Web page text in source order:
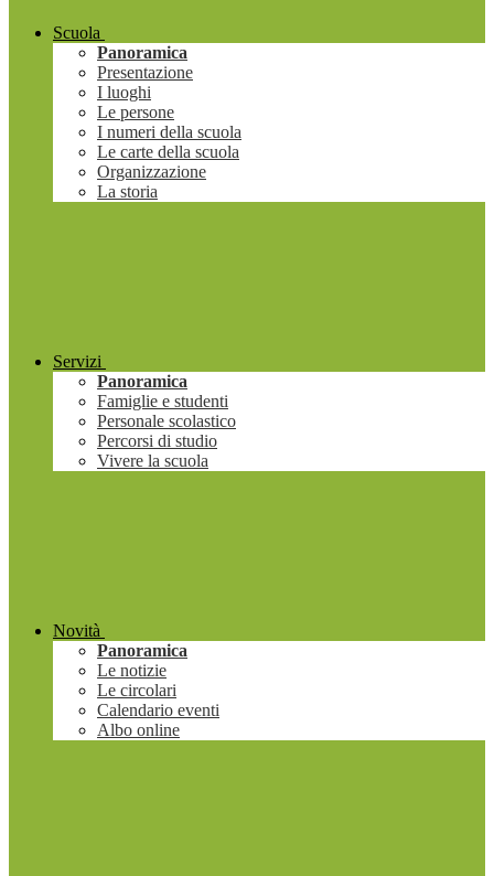
Scuola
Panoramica
Presentazione
I luoghi
Le persone
I numeri della scuola
Le carte della scuola
Organizzazione
La storia
Servizi
Panoramica
Famiglie e studenti
Personale scolastico
Percorsi di studio
Vivere la scuola
Novità
Panoramica
Le notizie
Le circolari
Calendario eventi
Albo online